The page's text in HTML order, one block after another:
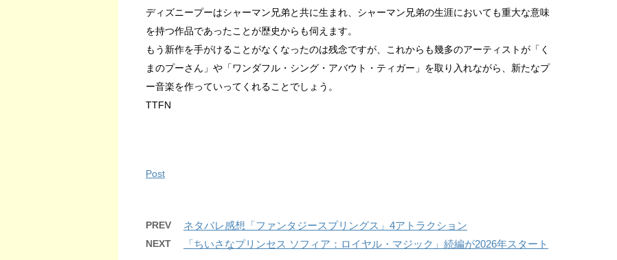
ディズニープーはシャーマン兄弟と共に生まれ、シャーマン兄弟の生涯においても重大な意味
を持つ作品であったことが歴史からも伺えます。
もう新作を手がけることがなくなったのは残念ですが、これからも幾多のアーティストが「く
まのプーさん」や「ワンダフル・シング・アバウト・ティガー」を取り入れながら、新たなプ
ー音楽を作っていってくれることでしょう。
TTFN
Post
PREV ネタバレ感想「ファンタジースプリングス」4アトラクション
NEXT 「ちいさなプリンセス ソフィア：ロイヤル・マジック」続編が2026年スタート